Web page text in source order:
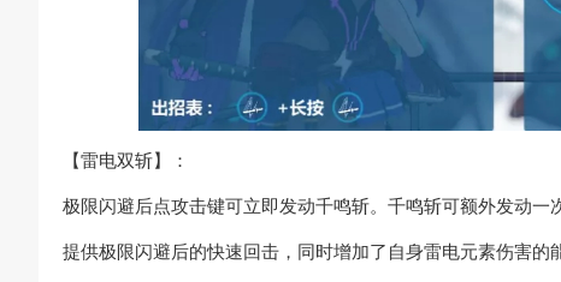
【雷电双斩】：
极限闪避后点攻击键可立即发动千鸣斩。千鸣斩可额外发动一
提供极限闪避后的快速回击，同时增加了自身雷电元素伤害的